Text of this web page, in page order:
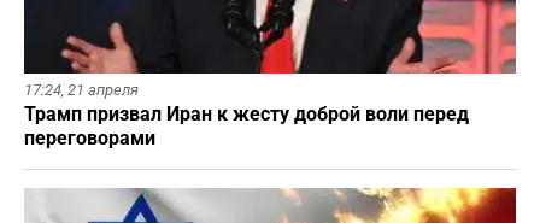
17:24, 21 апреля
Трамп призвал Иран к жесту доброй воли перед
переговорами